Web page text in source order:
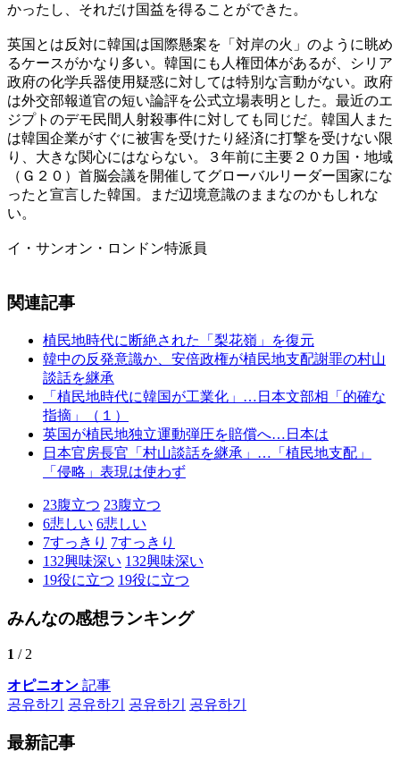
かったし、それだけ国益を得ることができた。
英国とは反対に韓国は国際懸案を「対岸の火」のように眺め
るケースがかなり多い。韓国にも人権団体があるが、シリア
政府の化学兵器使用疑惑に対しては特別な言動がない。政府
は外交部報道官の短い論評を公式立場表明とした。最近のエ
ジプトのデモ民間人射殺事件に対しても同じだ。韓国人また
は韓国企業がすぐに被害を受けたり経済に打撃を受けない限
り、大きな関心にはならない。３年前に主要２０カ国・地域
（Ｇ２０）首脳会議を開催してグローバルリーダー国家にな
ったと宣言した韓国。まだ辺境意識のままなのかもしれな
い。
イ・サンオン・ロンドン特派員
関連記事
植民地時代に断絶された「梨花嶺」を復元
韓中の反発意識か、安倍政権が植民地支配謝罪の村山
談話を継承
「植民地時代に韓国が工業化」…日本文部相「的確な
指摘」（１）
英国が植民地独立運動弾圧を賠償へ…日本は
日本官房長官「村山談話を継承」…「植民地支配」
「侵略」表現は使わず
23腹立つ 23腹立つ
6悲しい 6悲しい
7すっきり 7すっきり
132興味深い 132興味深い
19役に立つ 19役に立つ
みんなの感想ランキング
1 / 2
オピニオン 記事
공유하기
공유하기 공유하기 공유하기
最新記事